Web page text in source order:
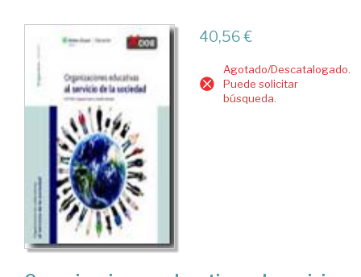
40,56 €
Agotado/Descatalogado.
Puede solicitar
búsqueda.